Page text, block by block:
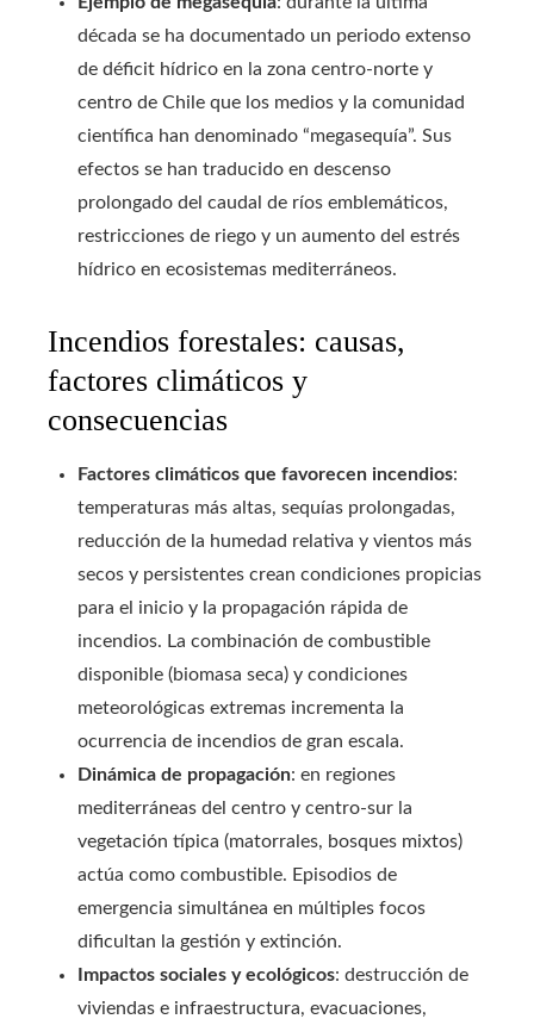
década se ha documentado un periodo extenso
de déficit hídrico en la zona centro-norte y
centro de Chile que los medios y la comunidad
científica han denominado “megasequía”. Sus
efectos se han traducido en descenso
prolongado del caudal de ríos emblemáticos,
restricciones de riego y un aumento del estrés
hídrico en ecosistemas mediterráneos.
Incendios forestales: causas,
factores climáticos y
consecuencias
Factores climáticos que favorecen incendios:
temperaturas más altas, sequías prolongadas,
reducción de la humedad relativa y vientos más
secos y persistentes crean condiciones propicias
para el inicio y la propagación rápida de
incendios. La combinación de combustible
disponible (biomasa seca) y condiciones
meteorológicas extremas incrementa la
ocurrencia de incendios de gran escala.
Dinámica de propagación: en regiones
mediterráneas del centro y centro-sur la
vegetación típica (matorrales, bosques mixtos)
actúa como combustible. Episodios de
emergencia simultánea en múltiples focos
dificultan la gestión y extinción.
Impactos sociales y ecológicos: destrucción de
viviendas e infraestructura, evacuaciones,